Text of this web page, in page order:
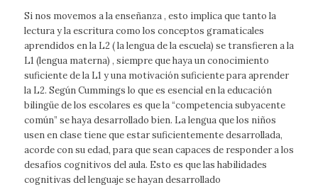
Si nos movemos a la enseñanza , esto implica que tanto la
lectura y la escritura como los conceptos gramaticales
aprendidos en la L2 ( la lengua de la escuela) se transfieren a la
L1 (lengua materna) , siempre que haya un conocimiento
suficiente de la L1 y una motivación suficiente para aprender
la L2. Según Cummings lo que es esencial en la educación
bilingüe de los escolares es que la “competencia subyacente
común” se haya desarrollado bien. La lengua que los niños
usen en clase tiene que estar suficientemente desarrollada,
acorde con su edad, para que sean capaces de responder a los
desafíos cognitivos del aula. Esto es que las habilidades
cognitivas del lenguaje se hayan desarrollado